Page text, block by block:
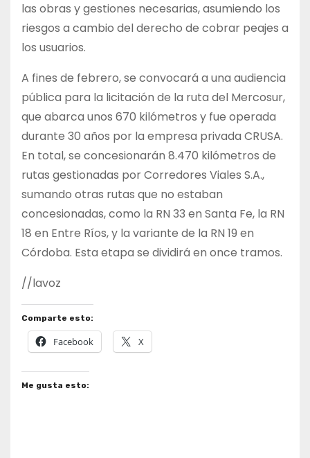
las obras y gestiones necesarias, asumiendo los
riesgos a cambio del derecho de cobrar peajes a
los usuarios.
A fines de febrero, se convocará a una audiencia
pública para la licitación de la ruta del Mercosur,
que abarca unos 670 kilómetros y fue operada
durante 30 años por la empresa privada CRUSA.
En total, se concesionarán 8.470 kilómetros de
rutas gestionadas por Corredores Viales S.A.,
sumando otras rutas que no estaban
concesionadas, como la RN 33 en Santa Fe, la RN
18 en Entre Ríos, y la variante de la RN 19 en
Córdoba. Esta etapa se dividirá en once tramos.
//lavoz
Comparte esto:
Facebook X
Me gusta esto: